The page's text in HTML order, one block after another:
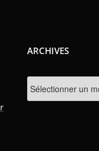
ARCHIVES